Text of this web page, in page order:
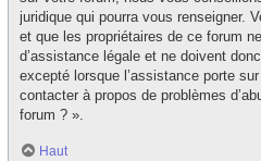
juridique qui pourra vous renseigner.
et que les propriétaires de ce forum
d’assistance légale et ne doivent
excepté lorsque l’assistance porte
contacter à propos de problèmes
forum ? ».
Haut